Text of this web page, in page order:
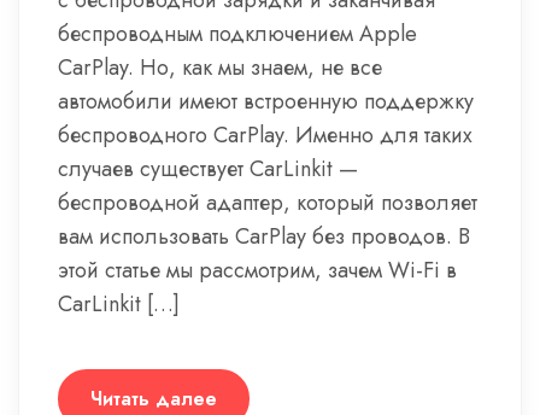
беспроводным подключением Apple
CarPlay. Но, как мы знаем, не все
автомобили имеют встроенную поддержку
беспроводного CarPlay. Именно для таких
случаев существует CarLinkit —
беспроводной адаптер, который позволяет
вам использовать CarPlay без проводов. В
этой статье мы рассмотрим, зачем Wi-Fi в
CarLinkit […]
Читать далее